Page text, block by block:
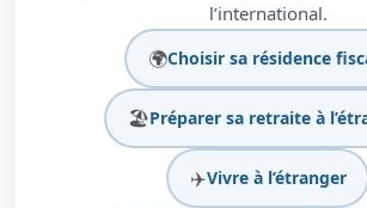
l’international.
🌍Choisir sa résidence
🏖️Préparer sa retraite à
✈️Vivre à l’étranger